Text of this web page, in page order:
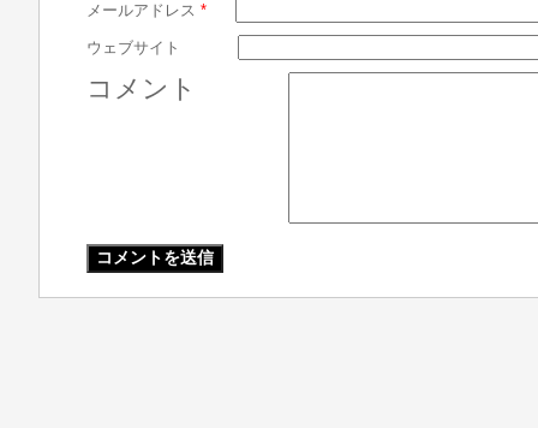
メールアドレス *
ウェブサイト
コメント